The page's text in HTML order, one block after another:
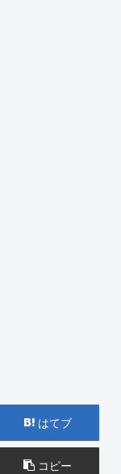
はてブ
コピー